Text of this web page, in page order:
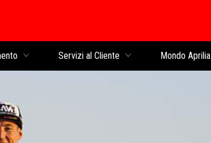
Servizi al Cliente Mondo Aprilia